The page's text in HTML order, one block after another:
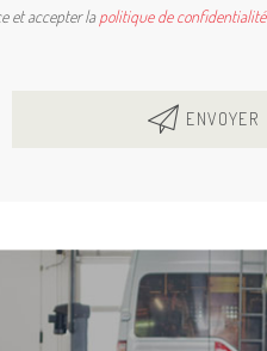
et accepter lapolitique de
ENVOYER